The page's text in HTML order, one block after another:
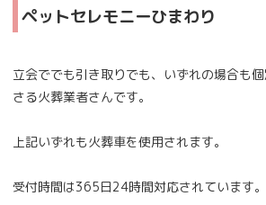
ペットセレモニーひまわり
立会ででも引き取りでも、いずれの場合も
さる火葬業者さんです。
上記いずれも火葬車を使用されます。
受付時間は365日24時間対応されています。